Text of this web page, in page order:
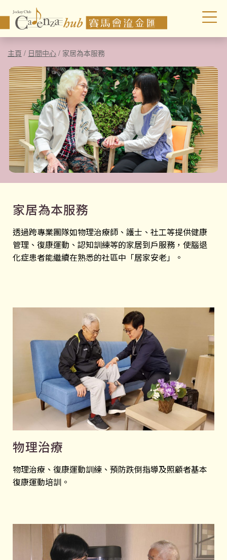
主頁 / 日間中心 / 家居為本服務
家居為本服務
透過跨專業團隊如物理治療師、護士、社工等提供健康
管理、復康運動、認知訓練等的家居到戶服務，使腦退
化症患者能繼續在熟悉的社區中「居家安老」。
物理治療
物理治療、復康運動訓練、預防跌倒指導及照顧者基本
復康運動培訓。